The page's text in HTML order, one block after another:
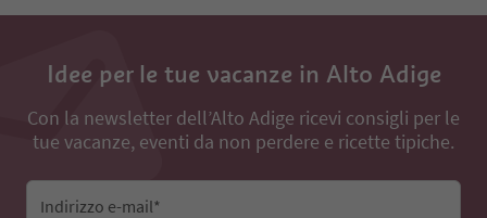
Idee per le tue vacanze in Alto Adige
Con la newsletter dell’Alto Adige ricevi consigli per le
tue vacanze, eventi da non perdere e ricette tipiche.
Indirizzo e-mail*